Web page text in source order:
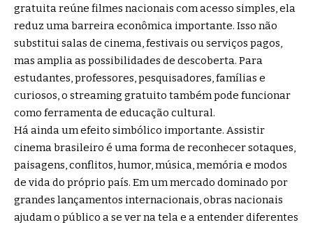
gratuita reúne filmes nacionais com acesso simples, ela
reduz uma barreira econômica importante. Isso não
substitui salas de cinema, festivais ou serviços pagos,
mas amplia as possibilidades de descoberta. Para
estudantes, professores, pesquisadores, famílias e
curiosos, o streaming gratuito também pode funcionar
como ferramenta de educação cultural.
Há ainda um efeito simbólico importante. Assistir
cinema brasileiro é uma forma de reconhecer sotaques,
paisagens, conflitos, humor, música, memória e modos
de vida do próprio país. Em um mercado dominado por
grandes lançamentos internacionais, obras nacionais
ajudam o público a se ver na tela e a entender diferentes